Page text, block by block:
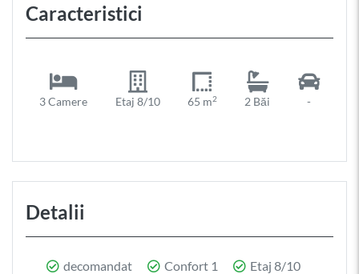
Caracteristici
3 Camere Etaj 8/10 65 m2 2 Băi -
Detalii
decomandat Confort 1
Etaj 8/10